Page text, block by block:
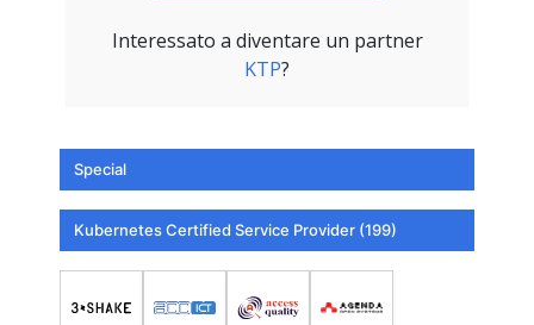
Interessato a diventare un partner
KTP?